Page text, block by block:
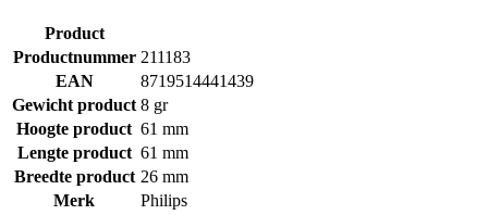
Product
Productnummer 211183
EAN
8719514441439
Gewicht product 8 gr
Hoogte product 61 mm
Lengte product 61 mm
Breedte product 26 mm
Merk
Philips